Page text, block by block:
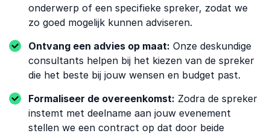
onderwerp of een specifieke spreker, zodat we
zo goed mogelijk kunnen adviseren.
Ontvang een advies op maat: Onze deskundige
consultants helpen bij het kiezen van de spreker
die het beste bij jouw wensen en budget past.
Formaliseer de overeenkomst: Zodra de spreker
instemt met deelname aan jouw evenement
stellen we een contract op dat door beide